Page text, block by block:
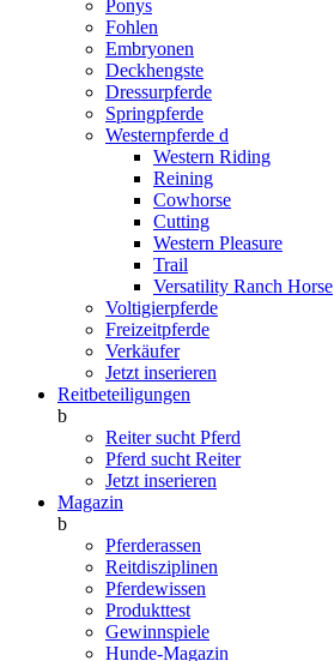
Ponys
Fohlen
Embryonen
Deckhengste
Dressurpferde
Springpferde
Westernpferde d
Western Riding
Reining
Cowhorse
Cutting
Western Pleasure
Trail
Versatility Ranch Horse
Voltigierpferde
Freizeitpferde
Verkäufer
Jetzt inserieren
Reitbeteiligungen
b
Reiter sucht Pferd
Pferd sucht Reiter
Jetzt inserieren
Magazin
b
Pferderassen
Reitdisziplinen
Pferdewissen
Produkttest
Gewinnspiele
Hunde-Magazin